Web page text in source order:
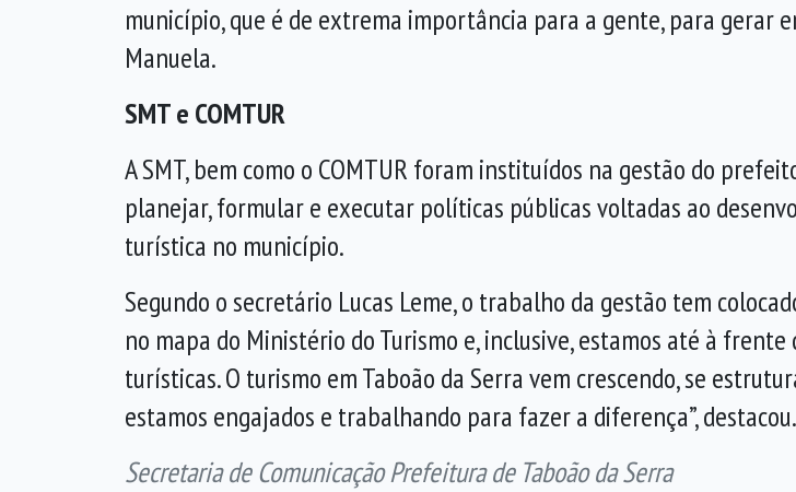
município, que é de extrema importância para a gente, para gerar
Manuela.
SMT e COMTUR
A SMT, bem como o COMTUR foram instituídos na gestão do
planejar, formular e executar políticas públicas voltadas ao
turística no município.
Segundo o secretário Lucas Leme, o trabalho da gestão tem
no mapa do Ministério do Turismo e, inclusive, estamos até à
turísticas. O turismo em Taboão da Serra vem crescendo, se
estamos engajados e trabalhando para fazer a diferença”, destacou.
Secretaria de Comunicação Prefeitura de Taboão da Serra